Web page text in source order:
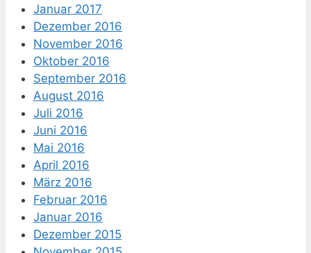
Januar 2017
Dezember 2016
November 2016
Oktober 2016
September 2016
August 2016
Juli 2016
Juni 2016
Mai 2016
April 2016
März 2016
Februar 2016
Januar 2016
Dezember 2015